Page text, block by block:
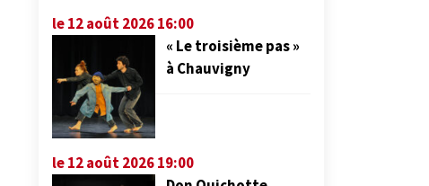
le 12 août 2026 16:00
« Le troisième pas »
à Chauvigny
le 12 août 2026 19:00